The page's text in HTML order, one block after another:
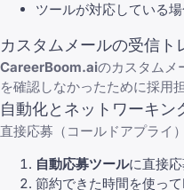
ツールが対応している
カスタムメールの受信ト
CareerBoom.aiのカスタムメ
を確認しなかったために採用
自動化とネットワーキン
直接応募（コールドアプライ）
自動応募ツールに直接
節約できた時間を使っ